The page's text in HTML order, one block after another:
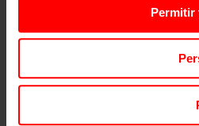
Permitir